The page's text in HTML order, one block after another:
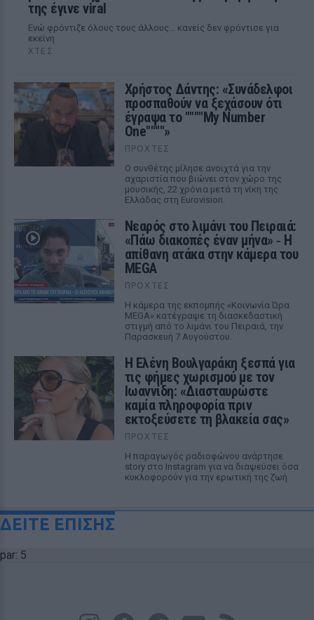
της έγινε viral
Ενώ φρόντιζε όλους τους άλλους... κανείς δεν φρόντισε για
εκείνη
ΧΤΕΣ
Χρήστος Δάντης: «Συνάδελφοι
προσπαθούν να ξεχάσουν ότι
έγραψα το """"My Number
One""""»
ΠΡΟΧΤΈΣ
Ο συνθέτης μίλησε ανοιχτά για την
αχαριστία που βιώνει στον χώρο της
μουσικής, 22 χρόνια μετά τη νίκη της
Ελλάδας στη Eurovision.
Νεαρός στο λιμάνι του Πειραιά:
«Πάω διακοπές έναν μήνα» ‑ Η
απίθανη ατάκα στην κάμερα του
MEGA
ΠΡΟΧΤΈΣ
Η κάμερα της εκπομπής «Κοινωνία Ώρα
MEGA» κατέγραψε τη διασκεδαστική
στιγμή από το λιμάνι του Πειραιά, την
Παρασκευή 7 Αυγούστου.
Η Ελένη Βουλγαράκη ξεσπά για
τις φήμες χωρισμού με τον
Ιωαννίδη: «Διασταυρώστε
καμία πληροφορία πριν
εκτοξεύσετε τη βλακεία σας»
ΠΡΟΧΤΈΣ
Η παραγωγός ραδιοφώνου ανάρτησε
story στο Instagram για να διαψεύσει όσα
κυκλοφορούν για την ερωτική της ζωή
ΔΕΙΤΕ ΕΠΙΣΗΣ
par: 5